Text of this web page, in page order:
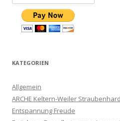
KATEGORIEN
Allgemein
ARCHE Keltern-Weiler
Entspannung Freude